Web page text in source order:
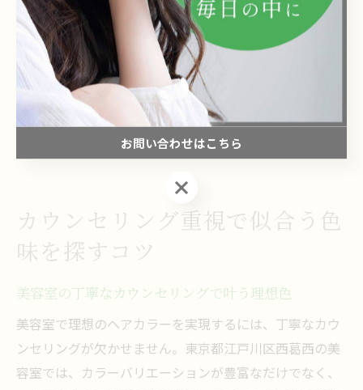
「カラー後の頭皮の違和感が減った」「仕上がりにツヤ
が出て嬉しい」といったお客様の声も多く、頭皮ケアが
美しい髪色を保つ秘訣といえます。特に白髪染めや頻繁
なカラーを繰り返す方は、頭皮への負担を考慮した美容
室選びが重要です。事前に施術内容やアフターケアにつ
いて相談し、自分に合った美容室を見つけましょう。
カウンセリング重視で似合う色
味を探すコツ
美容室の丁寧なカウンセリングで叶う理想色
美容室で理想のヘアカラーを実現するには、丁寧なカウ
ンセリングが欠かせません。東京都江戸川区西葛西の美
容室では、カラーバリエーションが豊富なだけでなく、
お問い合わせはこちら
お問い合わせはこちら